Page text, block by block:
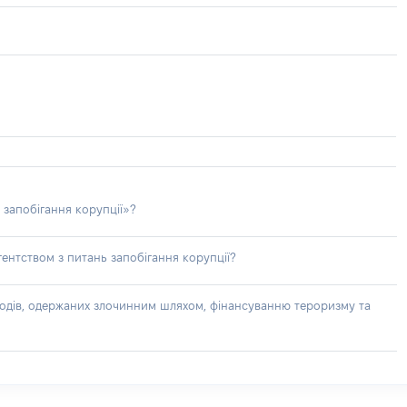
корупції»?
з питань запобігання корупції?
одержаних злочинним шляхом, фінансуванню тероризму та